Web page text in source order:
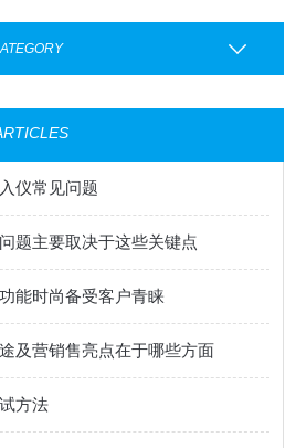
仪常见问题
题主要取决于这些关键点
能时尚备受客户青睐
及营销售亮点在于哪些方面
方法